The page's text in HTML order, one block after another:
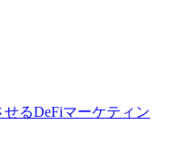
るDeFiマーケティン